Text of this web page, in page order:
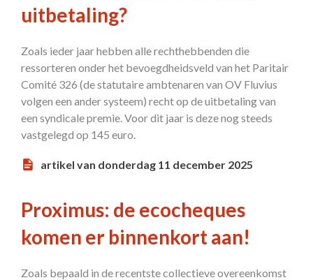
uitbetaling?
Zoals ieder jaar hebben alle rechthebbenden die
ressorteren onder het bevoegdheidsveld van het Paritair
Comité 326 (de statutaire ambtenaren van OV Fluvius
volgen een ander systeem) recht op de uitbetaling van
een syndicale premie. Voor dit jaar is deze nog steeds
vastgelegd op 145 euro.
artikel van donderdag 11 december 2025
Proximus: de ecocheques
komen er binnenkort aan!
Zoals bepaald in de recentste collectieve overeenkomst